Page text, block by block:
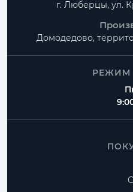
г. Люберцы, ул.
Домодедово,
РЕЖИМ